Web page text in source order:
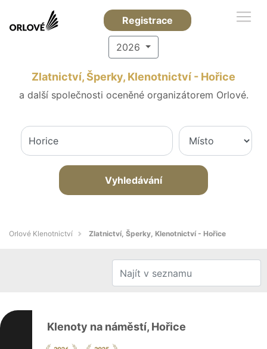
Registrace
2026
Zlatnictví, Šperky, Klenotnictví - Hořice
a další společnosti oceněné organizátorem Orlové.
Vyhledávání
Orlové Klenotnictví Zlatnictví, Šperky, Klenotnictví - Hořice
Klenoty na náměstí, Hořice